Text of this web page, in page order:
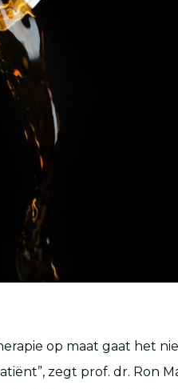
op maat gaat het
zegt prof. dr. Ron